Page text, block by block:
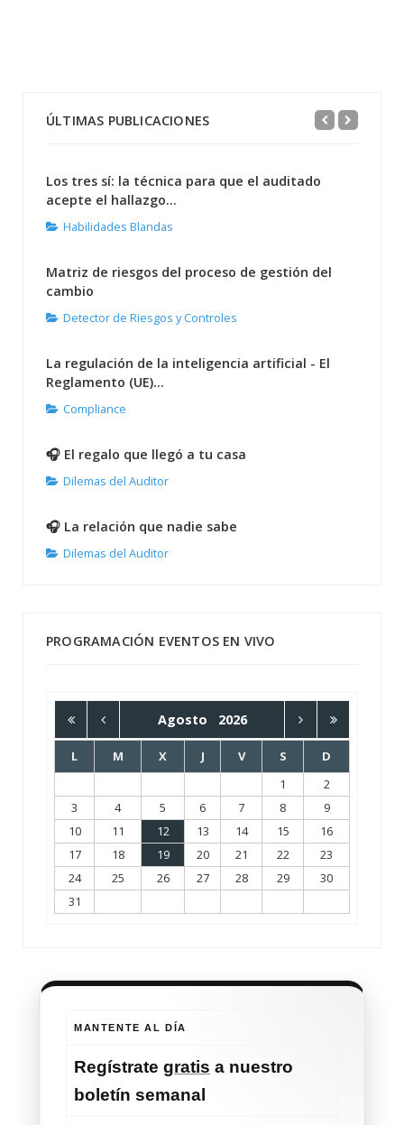
ÚLTIMAS PUBLICACIONES
Los tres sí: la técnica para que el auditado
acepte el hallazgo...
Habilidades Blandas
Matriz de riesgos del proceso de gestión del
cambio
Detector de Riesgos y Controles
La regulación de la inteligencia artificial - El
Reglamento (UE)...
Compliance
🎧 El regalo que llegó a tu casa
Dilemas del Auditor
🎧 La relación que nadie sabe
Dilemas del Auditor
PROGRAMACIÓN EVENTOS EN VIVO
Agosto 2026
L M X J V S
D
1
2
3
4 5 6 7 8
9
10
11 12 13 14 15
16
17
18 19 20 21 22
23
24
25 26 27 28 29
30
31
MANTENTE AL DÍA
Regístrate gratis a nuestro
boletín semanal